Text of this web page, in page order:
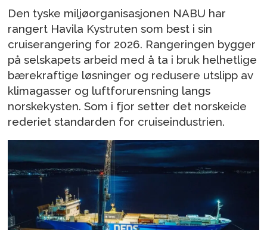
Den tyske miljøorganisasjonen NABU har
rangert Havila Kystruten som best i sin
cruiserangering for 2026. Rangeringen bygger
på selskapets arbeid med å ta i bruk helhetlige
bærekraftige løsninger og redusere utslipp av
klimagasser og luftforurensning langs
norskekysten. Som i fjor setter det norskeide
rederiet standarden for cruiseindustrien.